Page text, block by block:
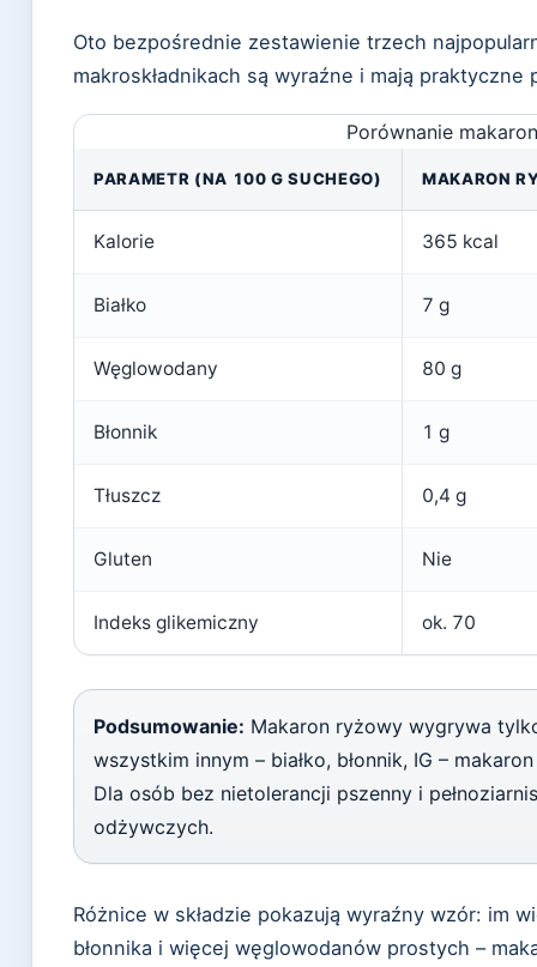
Oto bezpośrednie zestawienie trzech
makroskładnikach są wyraźne i mają praktyczne
Porównanie
PARAMETR (NA 100 G SUCHEGO) MAKARON
Kalorie 365 kcal
Białko 7 g
Węglowodany 80 g
Błonnik 1 g
Tłuszcz 0,4 g
Gluten Nie
Indeks glikemiczny ok. 70
Podsumowanie: Makaron ryżowy wygrywa
wszystkim innym – białko, błonnik, IG –
Dla osób bez nietolerancji pszenny i
odżywczych.
Różnice w składzie pokazują wyraźny wzór: im
błonnika i więcej węglowodanów prostych –